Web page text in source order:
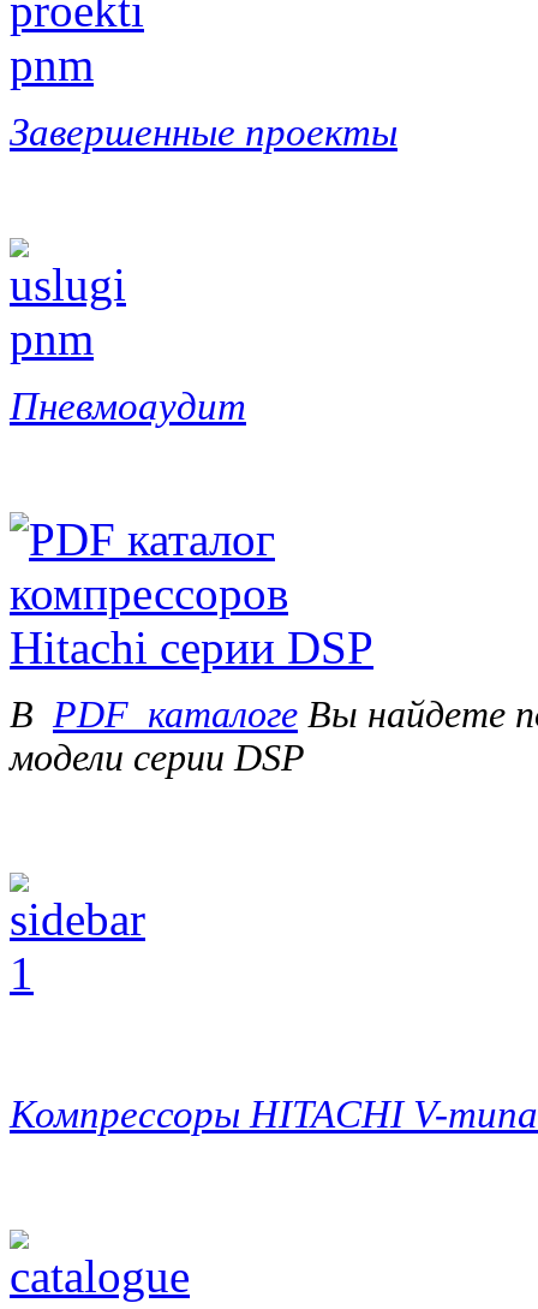
Завершенные проекты
Пневмоаудит
В PDF_каталоге Вы найдете
модели серии DSP
Компрессоры HITACHI V-типа